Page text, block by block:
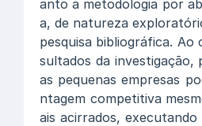
anto a metodologia por
a, de natureza
pesquisa bibliográfica. Ao
sultados da investigação,
as pequenas empresas
ntagem competitiva
ais acirrados,